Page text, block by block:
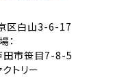
区白山3-6-17
：
市笹目7-8-5
トリー